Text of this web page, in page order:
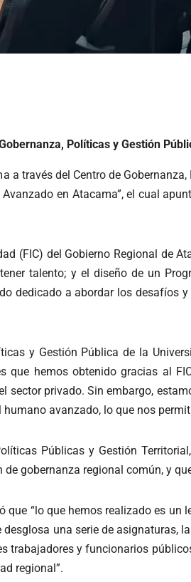
Políticas y Gestión
a través del Centro de
en Atacama”, el cual
(FIC) del Gobierno Regional de
talento; y el diseño de un
dedicado a abordar los desafíos
y Gestión Pública de la
hemos obtenido gracias al
privado. Sin embargo,
avanzado, lo que nos
Públicas y Gestión
gobernanza regional común, y
“lo que hemos realizado es
una serie de asignaturas,
trabajadores y funcionarios
regional”.